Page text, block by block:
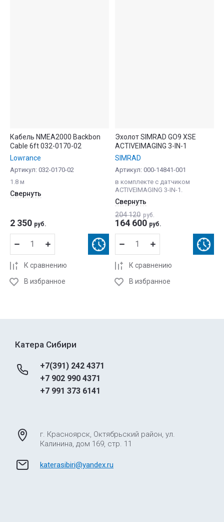
Кабель NMEA2000 Backbon
Cable 6ft 032-0170-02
Lowrance
Артикул: 032-0170-02
1.8 м
Свернуть
2 350 руб.
К сравнению
В избранное
Эхолот SIMRAD GO9 XSE
ACTIVEIMAGING 3-IN-1
SIMRAD
Артикул: 000-14841-001
в комплекте с датчиком
ACTIVEIMAGING 3-IN-1.
Свернуть
204 120 руб.
164 600 руб.
К сравнению
В избранное
Катера Сибири
+7(391) 242 4371
+7 902 990 4371
+7 991 373 6141
г. Красноярск, Октябрьский район, ул.
Калинина, дом 169, стр. 11
katerasibiri@yandex.ru